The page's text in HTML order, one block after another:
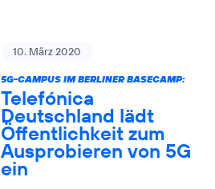
10. März 2020
5G-CAMPUS IM BERLINER BASECAMP:
Telefónica
Deutschland lädt
Öffentlichkeit zum
Ausprobieren von 5G
ein